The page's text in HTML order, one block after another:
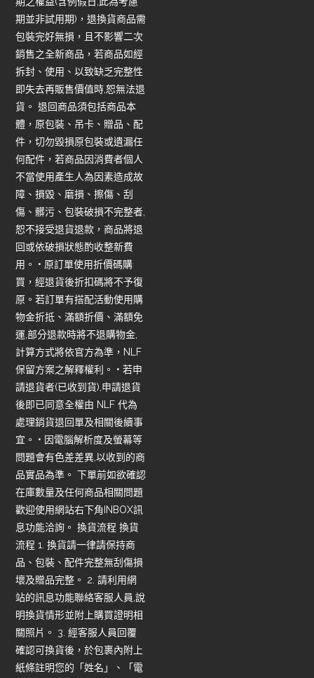
期並非試用期)，退換貨商品需
包裝完好無損，且不影響二次
銷售之全新商品，若商品如經
拆封、使用、以致缺乏完整性
即失去再販售價值時,恕無法退
貨。 退回商品須包括商品本
體，原包裝、吊卡、贈品、配
件，切勿毀損原包裝或遺漏任
何配件，若商品因消費者個人
不當使用產生人為因素造成故
障、損毀、磨損、擦傷、刮
傷、髒污、包裝破損不完整者,
恕不接受退貨退款，商品將退
回或依破損狀態酌收整新費
用。 • 原訂單使用折價碼購
買，經退貨後折扣碼將不予復
原。若訂單有搭配活動使用購
物金折抵、滿額折價、滿額免
運,部分退款時將不退購物金,
計算方式將依官方為準，NLF
保留方案之解釋權利。 • 若申
請退貨者(已收到貨),申請退貨
後即已同意全權由 NLF 代為
處理銷貨退回單及相關後續事
宜。 • 因電腦解析度及螢幕等
問題會有色差差異,以收到的商
品實品為準。 下單前如欲確認
在庫數量及任何商品相關問題
歡迎使用網站右下角INBOX訊
息功能洽詢。 換貨流程 換貨
流程 1. 換貨請一律請保持商
品、包裝、配件完整無刮傷損
壞及贈品完整。 2. 請利用網
站的訊息功能聯絡客服人員,說
明換貨情形並附上購買證明相
關照片。 3. 經客服人員回覆
確認可換貨後，於包裹內附上
紙條註明您的「姓名」、「電